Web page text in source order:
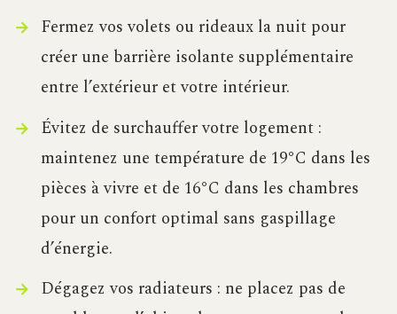
Fermez vos volets ou rideaux la nuit pour
créer une barrière isolante supplémentaire
entre l’extérieur et votre intérieur.
Évitez de surchauffer votre logement :
maintenez une température de 19°C dans les
pièces à vivre et de 16°C dans les chambres
pour un confort optimal sans gaspillage
d’énergie.
Dégagez vos radiateurs : ne placez pas de